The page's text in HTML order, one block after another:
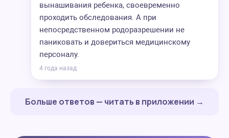
вынашивания ребенка, своевременно
проходить обследования. А при
непосредственном родоразрешении не
паниковать и довериться медицинскому
персоналу.
4 года назад
Больше ответов — читать в приложении →